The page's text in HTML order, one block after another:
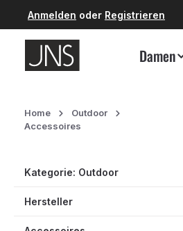
Hauptinhalt springen
Zur Suche springen
Zur Hauptnavigation springen
Anmelden oder Registrieren
Damen
Home
Outdoor
Accessoires
Kategorie: Outdoor
Hersteller